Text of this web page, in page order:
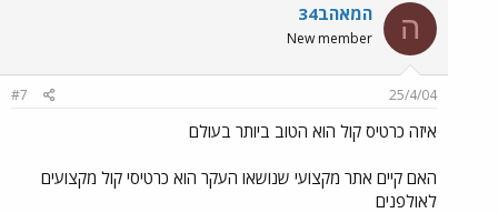
ה המאהב34
New member
25/4/04
#7
איזה כרטיס קול הוא הטוב ביותר בעולם
האם קיים אתר מקצועי שנושאו העקר הוא כרטיסי קול מקצועים
לאולפנים